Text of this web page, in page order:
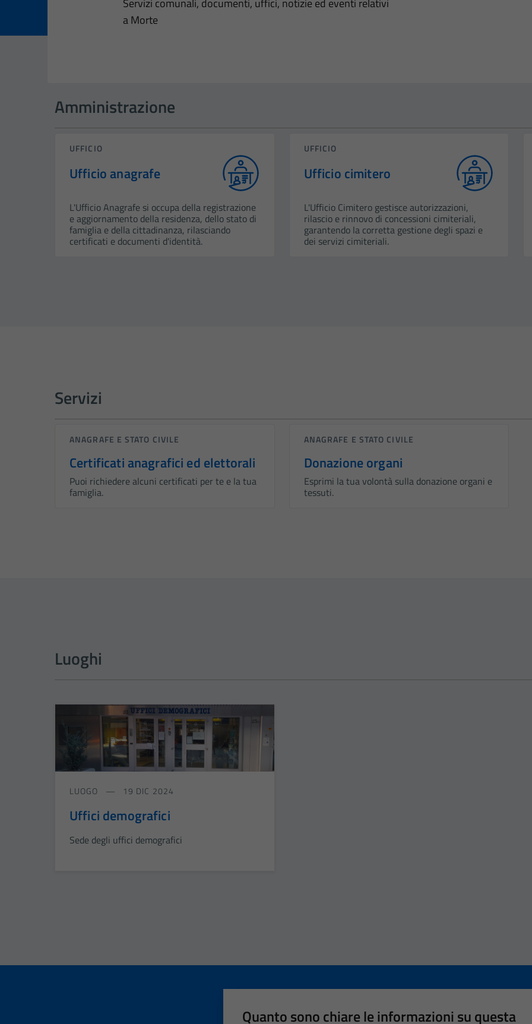
Dettagli dell'argomento
Servizi comunali, documenti, uffici, notizie ed eventi relativi
a Morte
Amministrazione
UFFICIO
Ufficio anagrafe
L'Ufficio Anagrafe si occupa della registrazione
e aggiornamento della residenza, dello stato di
famiglia e della cittadinanza, rilasciando
certificati e documenti d'identità.
UFFICIO
Ufficio cimitero
L'Ufficio Cimitero gestisce autorizzazioni,
rilascio e rinnovo di concessioni cimiteriali,
garantendo la corretta gestione degli spazi e
dei servizi cimiteriali.
Servizi
ANAGRAFE E STATO CIVILE
Certificati anagrafici ed elettorali
Puoi richiedere alcuni certificati per te e la tua
famiglia.
ANAGRAFE E STATO CIVILE
Donazione organi
Esprimi la tua volontà sulla donazione organi e
tessuti.
Luoghi
LUOGO 19 DIC 2024
Uffici demografici
Sede degli uffici demografici
Quanto sono chiare le informazioni su questa